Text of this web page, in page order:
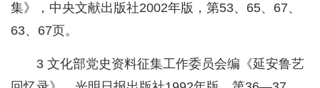
集》，中央文献出版社2002年版，第53、65、67、
63、67页。
3 文化部党史资料征集工作委员会编《延安鲁艺